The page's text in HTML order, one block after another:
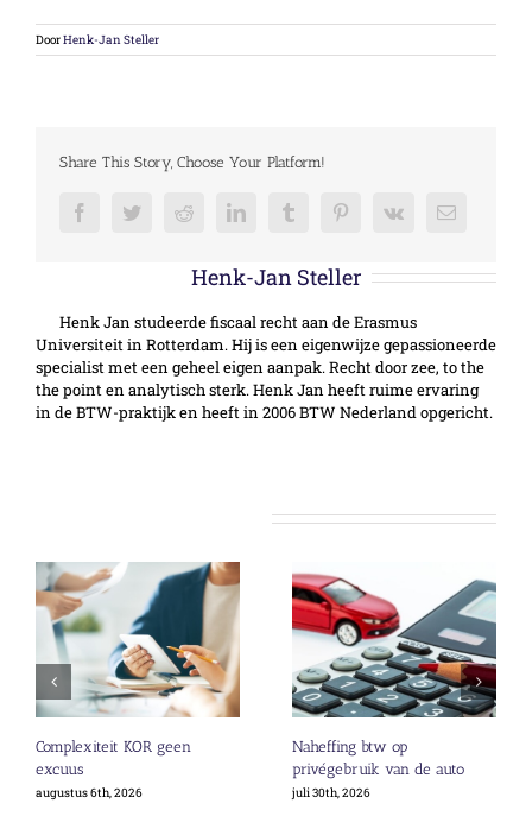
DoorHenk-Jan Steller
Share This Story, Choose Your Platform!
FacebookTwitterRedditLinkedInTumblr PinterestVk
E-
Henk-Jan Steller
Henk Jan studeerde fiscaal recht aan de Erasmus
Universiteit in Rotterdam. Hij is een eigenwijze gepassioneerde
specialist met een geheel eigen aanpak. Recht door zee, to the
the point en analytisch sterk. Henk Jan heeft ruime ervaring
in de BTW-praktijk en heeft in 2006 BTW Nederland opgericht.
Complexiteit KOR geen
excuus
augustus 6th, 2026
Naheffing btw op
privégebruik van de auto
juli 30th, 2026